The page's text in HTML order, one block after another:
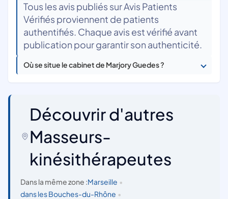
Tous les avis publiés sur Avis Patients
Vérifiés proviennent de patients
authentifiés. Chaque avis est vérifié avant
publication pour garantir son authenticité.
Où se situe le cabinet de Marjory Guedes ?
Découvrir d'autres
Masseurs-
kinésithérapeutes
Dans la même zone :Marseille •
dans les Bouches-du-Rhône •